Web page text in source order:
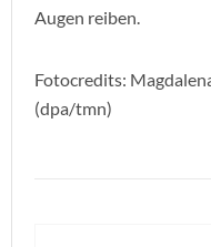
Augen reiben.
Fotocredits:
(dpa/tmn)